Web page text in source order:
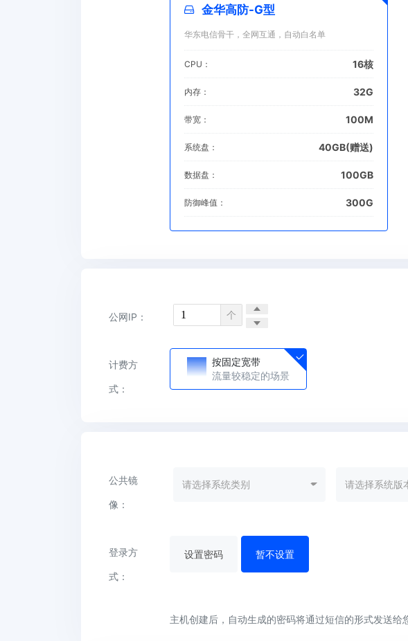
金华高防-G型
华东电信骨干，全网互通，自动白名单
CPU： 16核
内存： 32G
带宽： 100M
系统盘： 40GB(赠送)
数据盘： 100GB
防御峰值： 300G
公网IP： 个
计费方
式：
按固定宽带
流量较稳定的场景
公共镜
像：
请选择系统类别 请选择系统版
登录方
式：
设置密码 暂不设置
主机创建后，自动生成的密码将通过短信的形式发送